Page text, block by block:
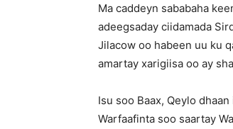
Ma caddeyn sababaha
adeegsaday ciidamada
Jilacow oo habeen uu ku
amartay xarigiisa oo ay
Isu soo Baax, Qeylo
Warfaafinta soo saartay